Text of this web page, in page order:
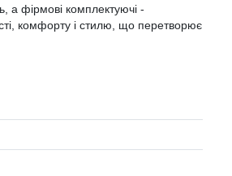
а фірмові комплектуючі -
комфорту і стилю, що перетворює